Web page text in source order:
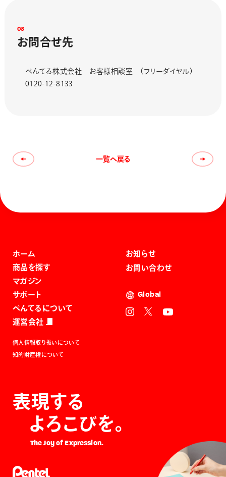
03
お問 合せ先
ぺんてる株式会社 お客様相談室 （フリーダイヤル）
0120-12-8133
一覧へ戻る
ホーム
商品を探す
マガジン
サポート
ぺんてるについて
運営会社
お知らせ
お問い合わせ
Global
個人情報取り扱いについて
知的財産権について
表現する
よろこびを。
The Joy of Expression.